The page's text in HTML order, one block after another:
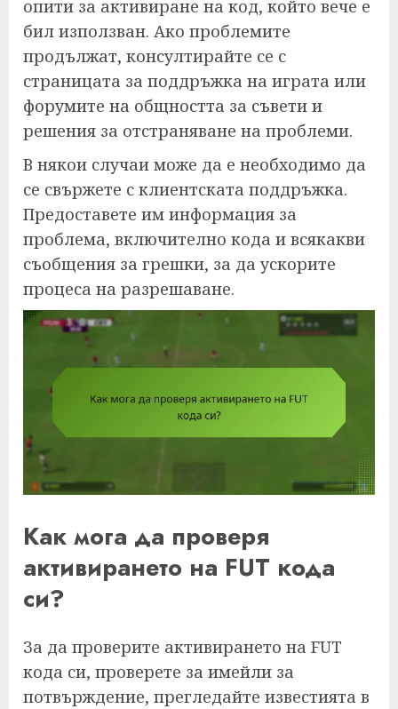
опити за активиране на код, който вече е
бил използван. Ако проблемите
продължат, консултирайте се с
страницата за поддръжка на играта или
форумите на общността за съвети и
решения за отстраняване на проблеми.
В някои случаи може да е необходимо да
се свържете с клиентската поддръжка.
Предоставете им информация за
проблема, включително кода и всякакви
съобщения за грешки, за да ускорите
процеса на разрешаване.
Как мога да проверя
активирането на FUT кода
си?
За да проверите активирането на FUT
кода си, проверете за имейли за
потвърждение, прегледайте известията в